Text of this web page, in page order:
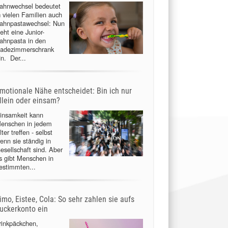
bedeutet
vielen Familien auch
Nun
eine Junior-
in den
Der...
Nähe entscheidet: Bin ich nur
oder einsam?
kann
in jedem
treffen - selbst
sie ständig in
sind. Aber
gibt Menschen in
Eistee, Cola: So sehr zahlen sie aufs
ein